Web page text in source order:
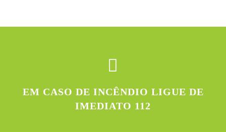
EM CASO DE INCÊNDIO LIGUE DE
IMEDIATO 112